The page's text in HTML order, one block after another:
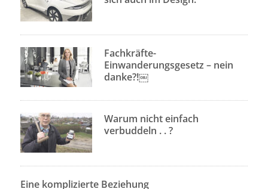
Fachkräfte-
Einwanderungsgesetz – nein
danke?!￼
Warum nicht einfach
verbuddeln . . ?
Eine komplizierte Beziehung